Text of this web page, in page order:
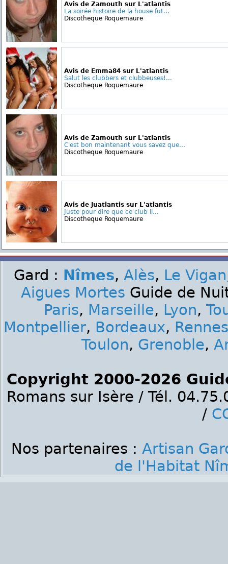
Avis de Zamouth sur L'atlantis
La soirée histoire de la house fut...
Discotheque Roquemaure
Avis de Emma84 sur L'atlantis
Salut les clubbers et clubbeuses!...
Discotheque Roquemaure
Avis de Zamouth sur L'atlantis
C'est bon maintenant vous savez que...
Discotheque Roquemaure
Avis de Juatlantis sur L'atlantis
Juste pour dire que ce club il...
Discotheque Roquemaure
Gard : Nîmes, Alès, Le Vigan
Aigues Mortes Guide de
Paris, Marseille, Lyon,
Montpellier, Bordeaux, Rennes
Toulon, Grenoble,
Copyright 2000-2026
Romans sur Isère / Tél.
/
Nos partenaires : Artisan
de l'Habitat